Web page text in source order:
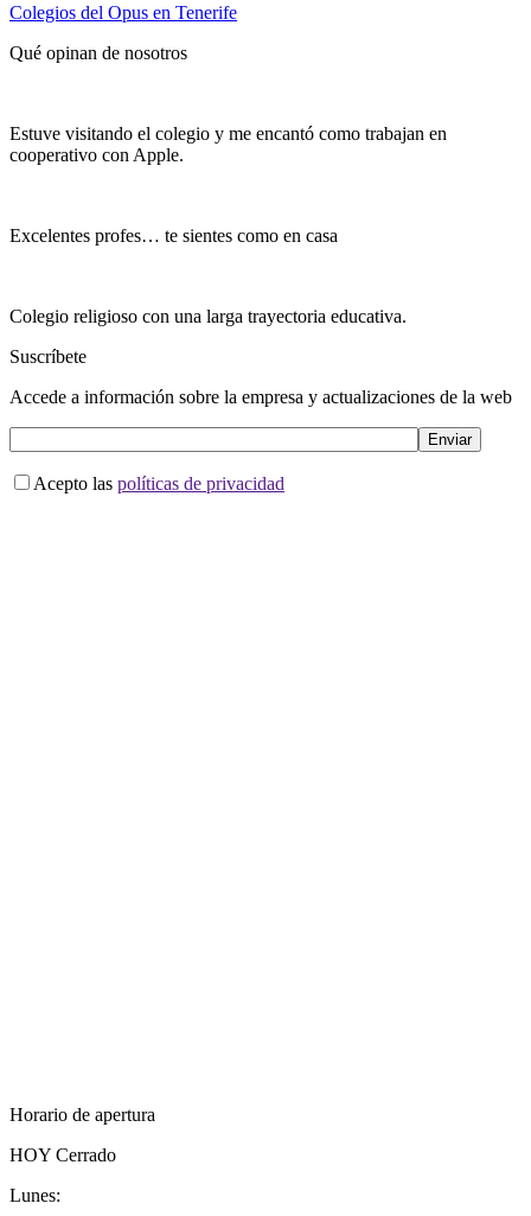
Colegios del Opus en Tenerife
Qué opinan de nosotros
Estuve visitando el colegio y me encantó como trabajan en
cooperativo con Apple.
Excelentes profes… te sientes como en casa
Colegio religioso con una larga trayectoria educativa.
Suscríbete
Accede a información sobre la empresa y actualizaciones de la web
Acepto las políticas de privacidad
Horario de apertura
HOY Cerrado
Lunes: